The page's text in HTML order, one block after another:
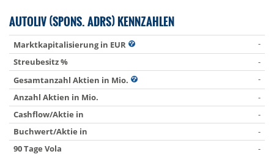
AUTOLIV (SPONS. ADRS) KENNZAHLEN
Marktkapitalisierung in EUR
-
Streubesitz %
-
Gesamtanzahl Aktien in Mio.
-
Anzahl Aktien in Mio.
-
Cashflow/Aktie in
-
Buchwert/Aktie in
-
90 Tage Vola
-